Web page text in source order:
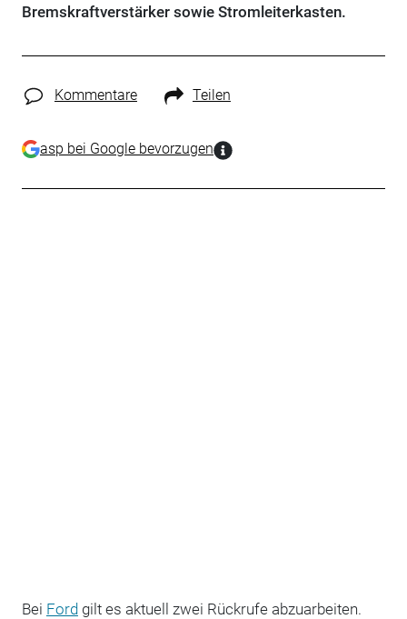
Bremskraftverstärker sowie Stromleiterkasten.
Kommentare Teilen
asp bei Google bevorzugen
Bei Fordgilt es aktuell zwei Rückrufe abzuarbeiten.